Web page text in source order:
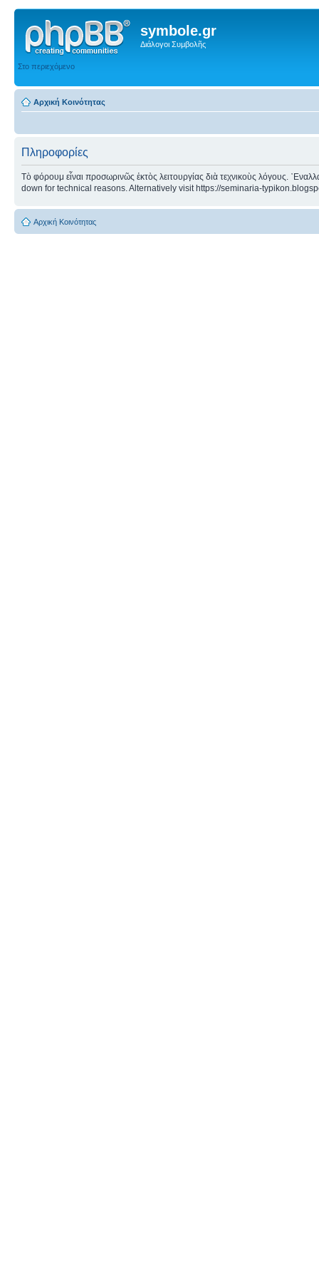
symbole.gr
Διάλογοι Συμβολῆς
Στο περιεχόμενο
Αρχική Κοινότητας
Πληροφορίες
Τὸ φόρουμ εἶναι προσωρινῶς ἐκτὸς λειτουργίας διὰ τεχνικοὺς λόγους.
down for technical reasons. Alternatively visit https://seminaria-
Αρχική Κοινότητας